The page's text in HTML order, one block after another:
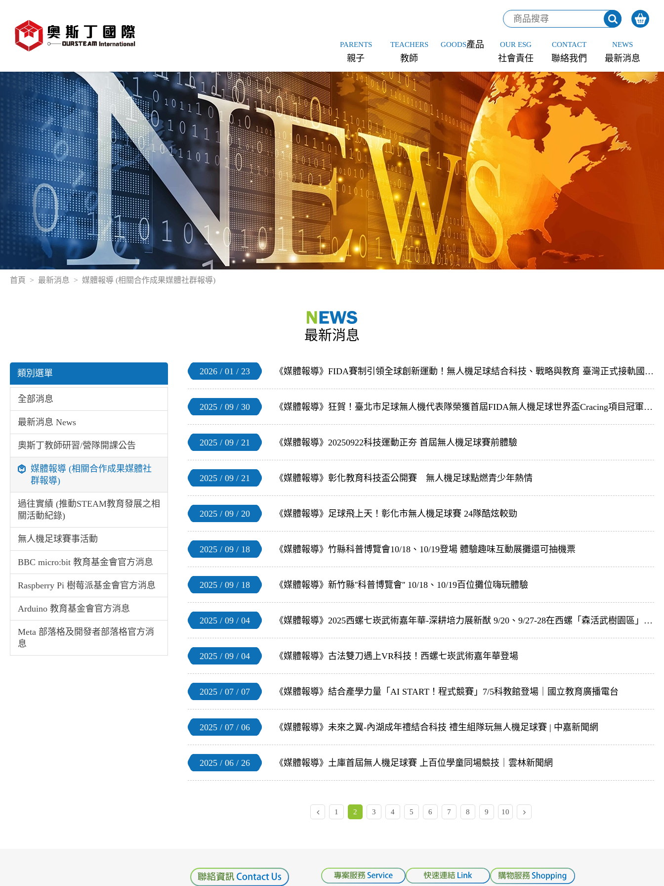
PARENTS
親子
TEACHERS
教師
GOODS產品 OUR ESG
社會責任
CONTACT
聯絡我們
NEWS
最新消息
首頁 最新消息 媒體報導 (相關合作成果媒體社群報導)
最新消息
類別選單
全部消息
最新消息 News
奧斯丁教師研習/營隊開課公告
媒體報導 (相關合作成果媒體社
群報導)
過往實績 (推動STEAM教育發展之相
關活動紀錄)
無人機足球賽事活動
BBC micro:bit 教育基金會官方消息
Raspberry Pi 樹莓派基金會官方消息
Arduino 教育基金會官方消息
Meta 部落格及開發者部落格官方消
息
2026 / 01 / 23 《媒體報導》FIDA賽制引領全球創新運動！無人機足球結合科技、戰略與教育 臺灣正式接軌國際舞台
2025 / 09 / 30 《媒體報導》狂賀！臺北市足球無人機代表隊榮獲首屆FIDA無人機足球世界盃Cracing項目冠軍、無人機足球競賽Class20殿軍及獲頒未來之星獎項！
2025 / 09 / 21 《媒體報導》20250922科技運動正夯 首屆無人機足球賽前體驗
2025 / 09 / 21 《媒體報導》彰化教育科技盃公開賽 無人機足球點燃青少年熱情
2025 / 09 / 20 《媒體報導》足球飛上天！彰化市無人機足球賽 24隊酷炫較勁
2025 / 09 / 18 《媒體報導》竹縣科普博覽會10/18、10/19登場 體驗趣味互動展攤還可抽機票
2025 / 09 / 18 《媒體報導》新竹縣''科普博覽會'' 10/18、10/19百位攤位嗨玩體驗
2025 / 09 / 04 《媒體報導》2025西螺七崁武術嘉年華-深耕培力展新猷 9/20、9/27-28在西螺「森活武樹園區」盛大登場
2025 / 09 / 04 《媒體報導》古法雙刀遇上VR科技！西螺七崁武術嘉年華登場
2025 / 07 / 07 《媒體報導》結合產學力量「AI START！程式競賽」7/5科教館登場｜國立教育廣播電台
2025 / 07 / 06 《媒體報導》未來之翼-內湖成年禮結合科技 禮生組隊玩無人機足球賽 | 中嘉新聞網
2025 / 06 / 26 《媒體報導》土庫首屆無人機足球賽 上百位學童同場競技｜雲林新聞網
1 2 3 4 5 6 7 8 9 10